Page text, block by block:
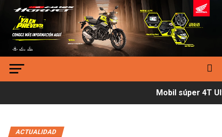
Mobil súper 4T
ACTUALIDAD